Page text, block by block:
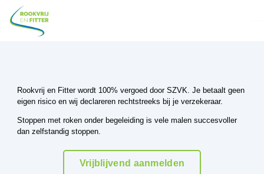
Rookvrij en Fitter wordt 100% vergoed door SZVK. Je betaalt geen
eigen risico en wij declareren rechtstreeks bij je verzekeraar.
Stoppen met roken onder begeleiding is vele malen succesvoller
dan zelfstandig stoppen.
Vrijblijvend aanmelden